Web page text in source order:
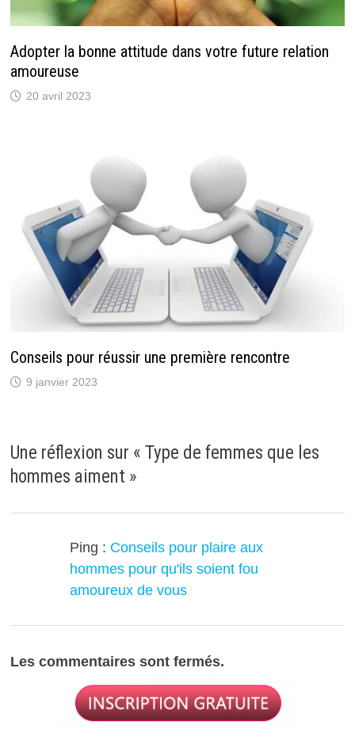
Adopter la bonne attitude dans votre future relation
amoureuse
20 avril 2023
Conseils pour réussir une première rencontre
9 janvier 2023
Une réflexion sur « Type de femmes que les
hommes aiment »
Ping : Conseils pour plaire aux
hommes pour qu'ils soient fou
amoureux de vous
Les commentaires sont fermés.